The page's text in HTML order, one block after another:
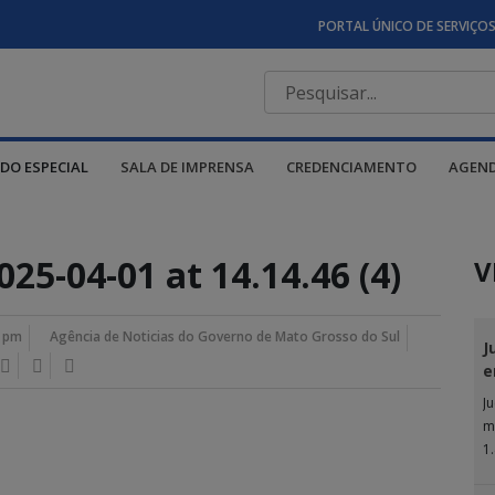
PORTAL ÚNICO DE SERVIÇOS
ESPECIAL SALA DE IMPRENSA CREDENCIAMENTO
04-01 at 14.14.46 (4)
Agência de Noticias do Governo de Mato Grosso do Sul